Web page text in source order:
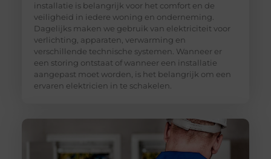
installatie is belangrijk voor het comfort en de
veiligheid in iedere woning en onderneming.
Dagelijks maken we gebruik van elektriciteit voor
verlichting, apparaten, verwarming en
verschillende technische systemen. Wanneer er
een storing ontstaat of wanneer een installatie
aangepast moet worden, is het belangrijk om een
ervaren elektricien in te schakelen.